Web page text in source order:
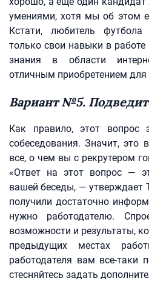
умениями, хотя мы об этом
Кстати, любитель футбола
только свои навыки в
знания в области
отличным приобретением для
Вариант №5.
Как правило, этот
собеседования. Значит,
все, о чем вы с рекрутером
«Ответ на этот вопрос —
вашей беседы, —
получили достаточно
нужно работодателю.
возможности и результаты,
предыдущих местах
работодателя вам все-таки
стесняйтесь задать